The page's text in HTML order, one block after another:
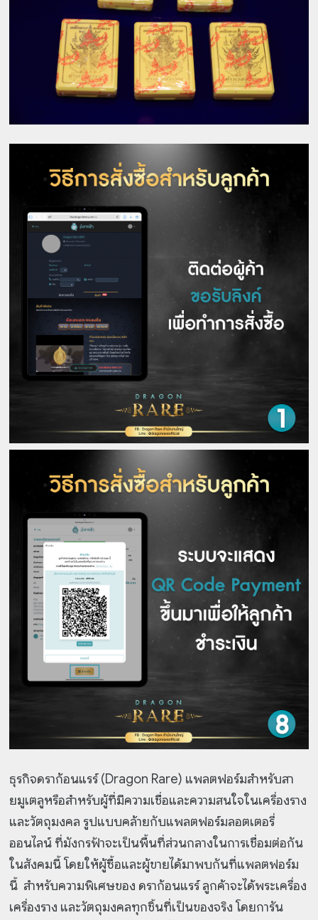
ธุรกิจดราก้อนแรร์ (Dragon Rare) แพลตฟอร์มสำหรับสา
ยมูเตลูหรือสำหรับผู้ที่มีความเชื่อและความสนใจในเครื่องราง
และวัตถุมงคล รูปแบบคล้ายกับแพลตฟอร์มลอตเตอรี่
ออนไลน์ ที่มังกรฟ้าจะเป็นพื้นที่ส่วนกลางในการเชื่อมต่อกัน
ในสังคมนี้ โดยให้ผู้ซื้อและผู้ขายได้มาพบกันที่แพลตฟอร์ม
นี้ สำหรับความพิเศษของ ดราก้อนแรร์ ลูกค้าจะได้พระเครื่อง
เครื่องราง และวัตถุมงคลทุกชิ้นที่เป็นของจริง โดยการัน